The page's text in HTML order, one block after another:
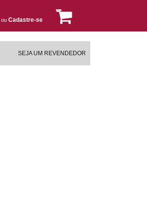
ou Cadastre-se
SEJA UM REVENDEDOR